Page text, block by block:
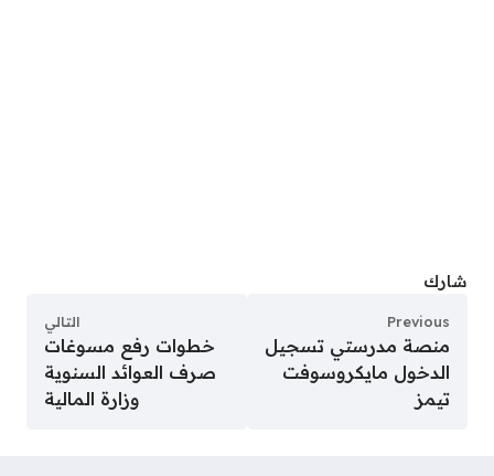
شارك
Previous
منصة مدرستي تسجيل
الدخول مايكروسوفت
تيمز
التالي
خطوات رفع مسوغات
صرف العوائد السنوية
وزارة المالية